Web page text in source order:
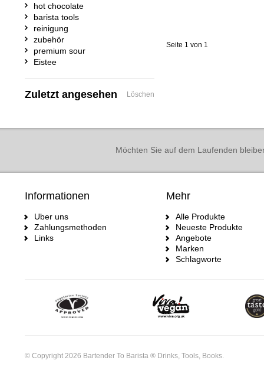
Seite 1 von 1
hot chocolate
barista tools
reinigung
zubehör
premium sour
Eistee
Zuletzt angesehen Löschen
Möchten Sie auf dem Laufenden
Informationen
Uber uns
Zahlungsmethoden
Links
Mehr
Alle Produkte
Neueste Produkte
Angebote
Marken
Schlagworte
© Copyright 2026 Bartender To Barista ® Drinks, Tools, Books.